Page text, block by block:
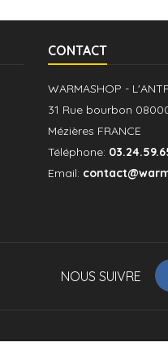
CONTACT
WARMASHOP -
31 Rue bourbon
Mézières FRANCE
Téléphone:
Email:
NOUS SUIVRE